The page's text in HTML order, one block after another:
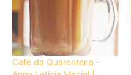
Café da Quarentena –